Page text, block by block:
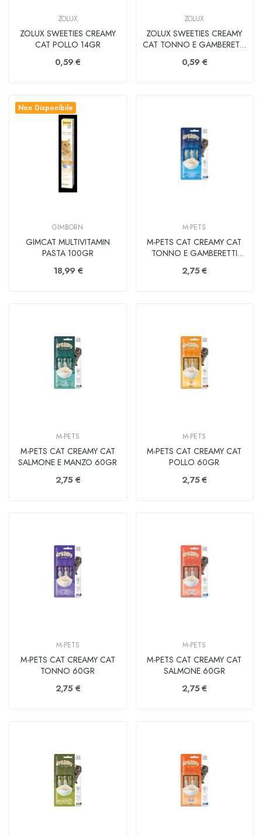
ZOLUX
ZOLUX SWEETIES CREAMY
CAT POLLO 14GR
0,59 €
ZOLUX
ZOLUX SWEETIES CREAMY
CAT TONNO E GAMBERETTI
0,59 €
Non Disponibile
GIMBORN
GIMCAT MULTIVITAMIN
PASTA 100GR
18,99 €
M-PETS
M-PETS CAT CREAMY CAT
TONNO E GAMBERETTI
2,75 €
M-PETS
M-PETS CAT CREAMY CAT
SALMONE E MANZO 60GR
2,75 €
M-PETS
M-PETS CAT CREAMY CAT
POLLO 60GR
2,75 €
M-PETS
M-PETS CAT CREAMY CAT
TONNO 60GR
2,75 €
M-PETS
M-PETS CAT CREAMY CAT
SALMONE 60GR
2,75 €